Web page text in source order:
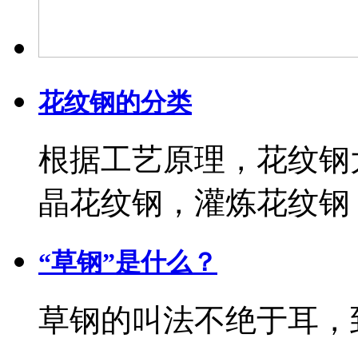
花纹钢的分类
根据工艺原理，花纹
晶花纹钢，灌炼花纹
“草钢”是什么？
草钢的叫法不绝于耳